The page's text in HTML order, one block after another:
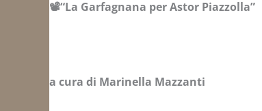
📽️“La Garfagnana per Astor Piazzolla”
a cura di Marinella Mazzanti